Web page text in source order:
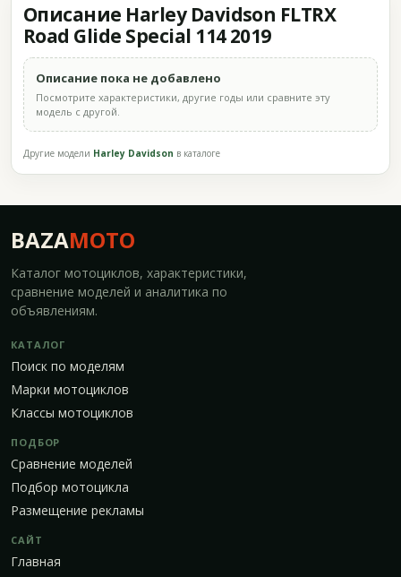
Описание Harley Davidson FLTRX
Road Glide Special 114 2019
Описание пока не добавлено
Посмотрите характеристики, другие годы или сравните эту
модель с другой.
Другие модели Harley Davidson в каталоге
BAZAMOTO
Каталог мотоциклов, характеристики,
сравнение моделей и аналитика по
объявлениям.
КАТАЛОГ
Поиск по моделям
Марки мотоциклов
Классы мотоциклов
ПОДБОР
Сравнение моделей
Подбор мотоцикла
Размещение рекламы
САЙТ
Главная